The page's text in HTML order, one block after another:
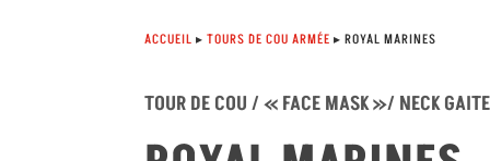
ACCUEIL ▸ TOURS DE COU ARMÉE ▸ ROYAL MARINES
TOUR DE COU / « FACE MASK »/ NECK